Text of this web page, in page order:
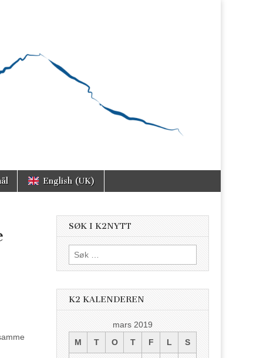
English (UK)
SØK I K2NYTT
Søk
etter:
K2 KALENDEREN
mars 2019
M
T O T F L S